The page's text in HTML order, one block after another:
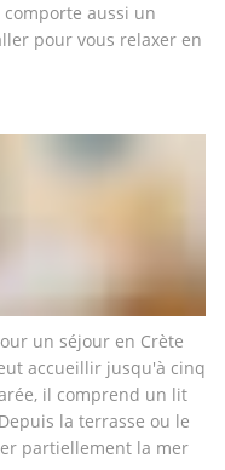
aussi un
pour vous relaxer en
un séjour en Crète
accueillir jusqu'à cinq
il comprend un lit
la terrasse ou le
partiellement la mer